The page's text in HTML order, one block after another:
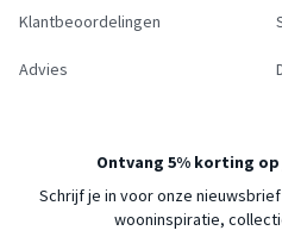
Klantbeoordelingen
Advies
Ontvang 5% korting
Schrijf je in voor onze
wooninspiratie,